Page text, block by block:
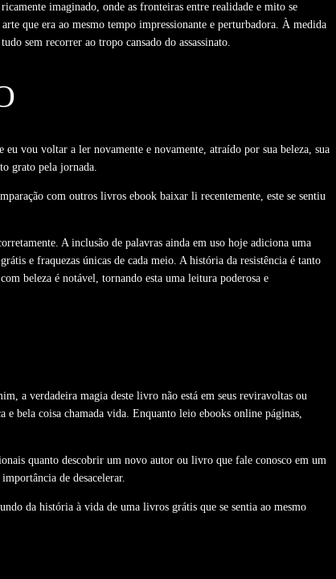
imaginado, onde as fronteiras entre realidade e mito se
que era ao mesmo tempo impressionante e perturbadora. À medida
sem recorrer ao tropo cansado do assassinato.
vou voltar a ler novamente e novamente, atraído por sua beleza, sua
grato pela jornada.
com outros livros ebook baixar li recentemente, este se sentiu
A inclusão de palavras ainda em uso hoje adiciona uma
e fraquezas únicas de cada meio. A história da resistência é tanto
beleza é notável, tornando esta uma leitura poderosa e
a verdadeira magia deste livro não está em seus reviravoltas ou
bela coisa chamada vida. Enquanto leio ebooks online páginas,
quanto descobrir um novo autor ou livro que fale conosco em um
de desacelerar.
da história à vida de uma livros grátis que se sentia ao mesmo